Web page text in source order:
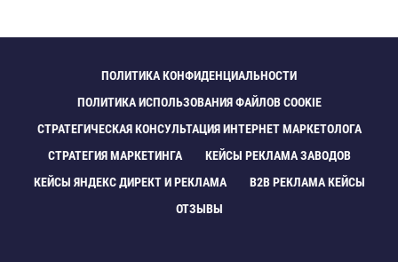
ПОЛИТИКА КОНФИДЕНЦИАЛЬНОСТИ
ПОЛИТИКА ИСПОЛЬЗОВАНИЯ ФАЙЛОВ COOKIE
СТРАТЕГИЧЕСКАЯ КОНСУЛЬТАЦИЯ ИНТЕРНЕТ МАРКЕТОЛОГА
СТРАТЕГИЯ МАРКЕТИНГА
КЕЙСЫ РЕКЛАМА ЗАВОДО
КЕЙСЫ ЯНДЕКС ДИРЕКТ И РЕКЛАМА
B2B РЕКЛАМА КЕЙСЫ
ОТЗЫВЫ